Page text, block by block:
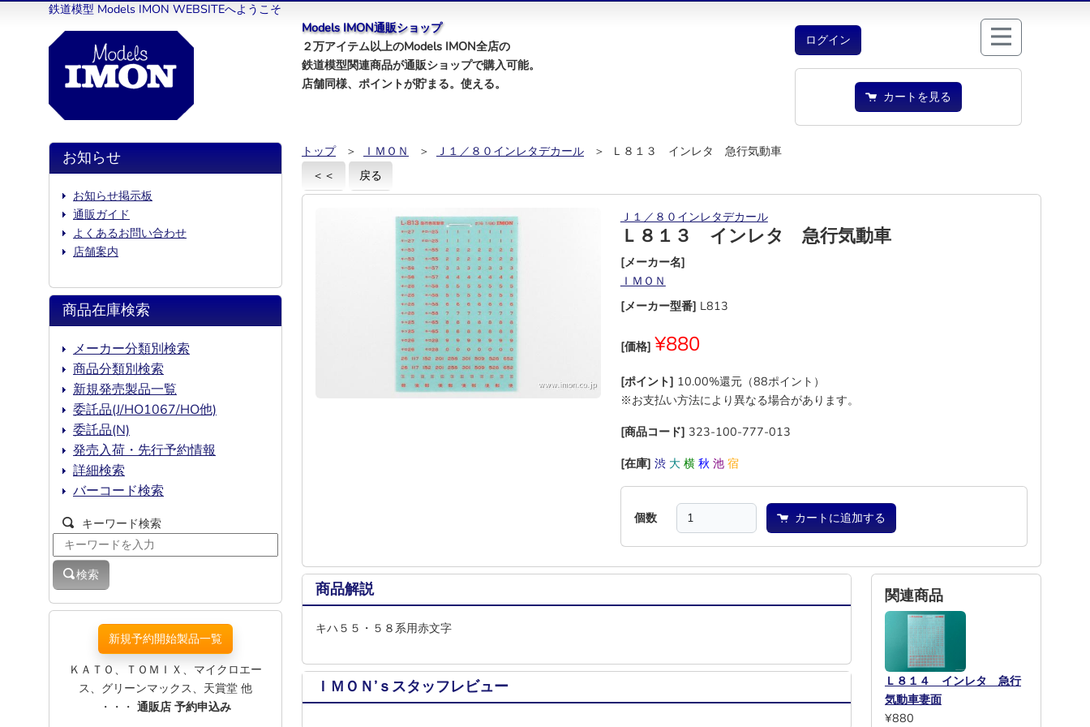
鉄道模型 Models IMON WEBSITEへようこそ
Models IMON通販ショップ
２万アイテム以上のModels IMON全店の
鉄道模型関連商品が通販ショップで購入可能。
店舗同様、ポイントが貯まる。使える。
ログイン
カートを見る
トップ ＞ ＩＭＯＮ ＞ Ｊ１／８０インレタデカール
＞ Ｌ８１３ インレタ 急行気動車
＜＜
戻る
Ｊ１／８０インレタデカール
Ｌ８１３ インレタ 急行気動車
[メーカー名]
ＩＭＯＮ
[メーカー型番] L813
[価格] ¥880
[ポイント] 10.00%還元（88ポイント）
※お支払い方法により異なる場合があります。
[商品コード] 323-100-777-013
[在庫] 渋 大 横 秋 池 宿
個数 カートに追加する
商品解説
キハ５５・５８系用赤文字
ＩＭＯＮ’ｓスタッフレビュー
関連商品
Ｌ８１４ インレタ 急行
気動車妻面
¥880
お知らせ
お知らせ掲示板
通販ガイド
よくあるお問い合わせ
店舗案内
商品在庫検索
メーカー分類別検索
商品分類別検索
新規発売製品一覧
委託品(J/HO1067/HO他)
委託品(N)
発売入荷・先行予約情報
詳細検索
バーコード検索
キーワード検索
検索
新規予約開始製品一覧
ＫＡＴＯ、ＴＯＭＩＸ、マイクロエー
ス、グリーンマックス、天賞堂 他
・・・ 通販店 予約申込み